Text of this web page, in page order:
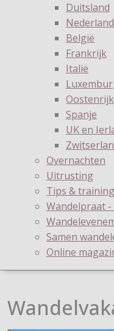
Duitsland
Nederland
België
Frankrijk
Italië
Oostenrijk
Spanje
UK en
Overnachten
Uitrusting
Tips & training
Wandelpraat
Samen
Online